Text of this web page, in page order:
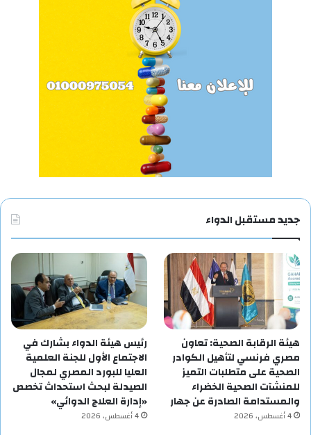
جديد مستقبل الدواء
هيئة الرقابة الصحية: تعاون
مصري فرنسي لتأهيل الكوادر
الصحية على متطلبات التميز
للمنشآت الصحية الخضراء
والمستدامة الصادرة عن جهار
4 أغسطس، 2026
رئيس هيئة الدواء بشارك في
الاجتماع الأول للجنة العلمية
العليا للبورد المصري لمجال
الصيدلة لبحث استحداث تخصص
«إدارة العلاج الدوائي»
4 أغسطس، 2026